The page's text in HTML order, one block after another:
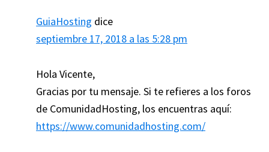
GuiaHosting dice
septiembre 17, 2018 a las 5:28 pm
Hola Vicente,
Gracias por tu mensaje. Si te refieres a los foros
de ComunidadHosting, los encuentras aquí:
https://www.comunidadhosting.com/